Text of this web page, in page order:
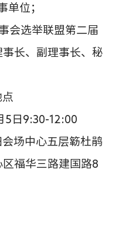
单位；
会选举联盟第二届
长、副理事长、秘
点
5日9:30-12:00
场中心五层簕杜鹃
区福华三路建国路8